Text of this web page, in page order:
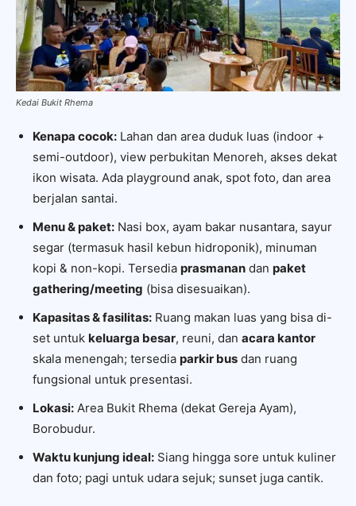
Kedai Bukit Rhema
Kenapa cocok: Lahan dan area duduk luas (indoor +
semi-outdoor), view perbukitan Menoreh, akses dekat
ikon wisata. Ada playground anak, spot foto, dan area
berjalan santai.
Menu & paket: Nasi box, ayam bakar nusantara, sayur
segar (termasuk hasil kebun hidroponik), minuman
kopi & non-kopi. Tersedia prasmanan dan paket
gathering/meeting (bisa disesuaikan).
Kapasitas & fasilitas: Ruang makan luas yang bisa di-
set untuk keluarga besar, reuni, dan acara kantor
skala menengah; tersedia parkir bus dan ruang
fungsional untuk presentasi.
Lokasi: Area Bukit Rhema (dekat Gereja Ayam),
Borobudur.
Waktu kunjung ideal: Siang hingga sore untuk kuliner
dan foto; pagi untuk udara sejuk; sunset juga cantik.